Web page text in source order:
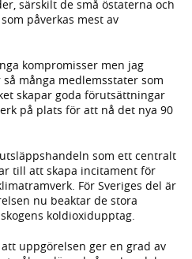
särskilt de små östaterna och
påverkas mest av
kompromisser men jag
många medlemsstater som
skapar goda förutsättningar
på plats för att nå det nya 90
som ett centralt
till att skapa incitament för
För Sveriges del är
nu beaktar de stora
koldioxidupptag.
uppgörelsen ger en grad av